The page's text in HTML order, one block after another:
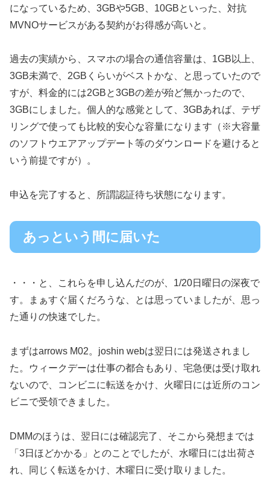
になっているため、3GBや5GB、10GBといった、対抗
MVNOサービスがある契約がお得感が高いと。
過去の実績から、スマホの場合の通信容量は、1GB以上、
3GB未満で、2GBくらいがベストかな、と思っていたので
すが、料金的には2GBと3GBの差が殆ど無かったので、
3GBにしました。個人的な感覚として、3GBあれば、テザ
リングで使っても比較的安心な容量になります（※大容量
のソフトウエアアップデート等のダウンロードを避けると
いう前提ですが）。
申込を完了すると、所謂認証待ち状態になります。
あっという間に届いた
・・・と、これらを申し込んだのが、1/20日曜日の深夜で
す。まぁすぐ届くだろうな、とは思っていましたが、思っ
た通りの快速でした。
まずはarrows M02。joshin webは翌日には発送されまし
た。ウィークデーは仕事の都合もあり、宅急便は受け取れ
ないので、コンビニに転送をかけ、火曜日には近所のコン
ビニで受領できました。
DMMのほうは、翌日には確認完了、そこから発想までは
「3日ほどかかる」とのことでしたが、水曜日には出荷さ
れ、同じく転送をかけ、木曜日に受け取りました。